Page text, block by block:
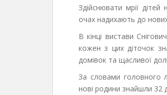
Здійснювати мрії
очах надихають до
В кінці вистави
кожен з цих діточок
домівок та щасливої
За словами головного
нові родини знайшли 32